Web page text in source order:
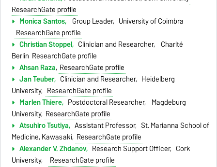
ResearchGate profile
Monica Santos, Group Leader, University of Coimbra
ResearchGate profile
Christian Stoppel, Clinician and Researcher, Charité
Berlin ResearchGate profile
Ahsan Raza, ResearchGate profile
Jan Teuber, Clinician and Researcher, Heidelberg
University, ResearchGate profile
Marlen Thiere, Postdoctoral Researcher, Magdeburg
University, ResearchGate profile
Atsuhiro Tsutiya, Assistant Professor, St. Marianna School of
Medicine, Kawasaki, ResearchGate profile
Alexander V. Zhdanov, Research Support Officer, Cork
University,
ResearchGate profile